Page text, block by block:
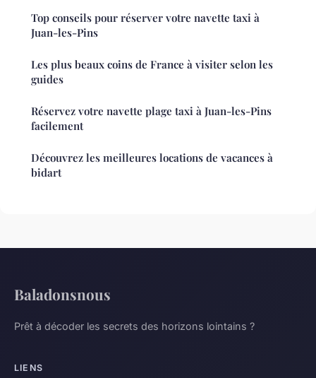
Top conseils pour réserver votre navette taxi à
Juan-les-Pins
Les plus beaux coins de France à visiter selon les
guides
Réservez votre navette plage taxi à Juan-les-Pins
facilement
Découvrez les meilleures locations de vacances à
bidart
Baladonsnous
Prêt à décoder les secrets des horizons lointains ?
LIENS